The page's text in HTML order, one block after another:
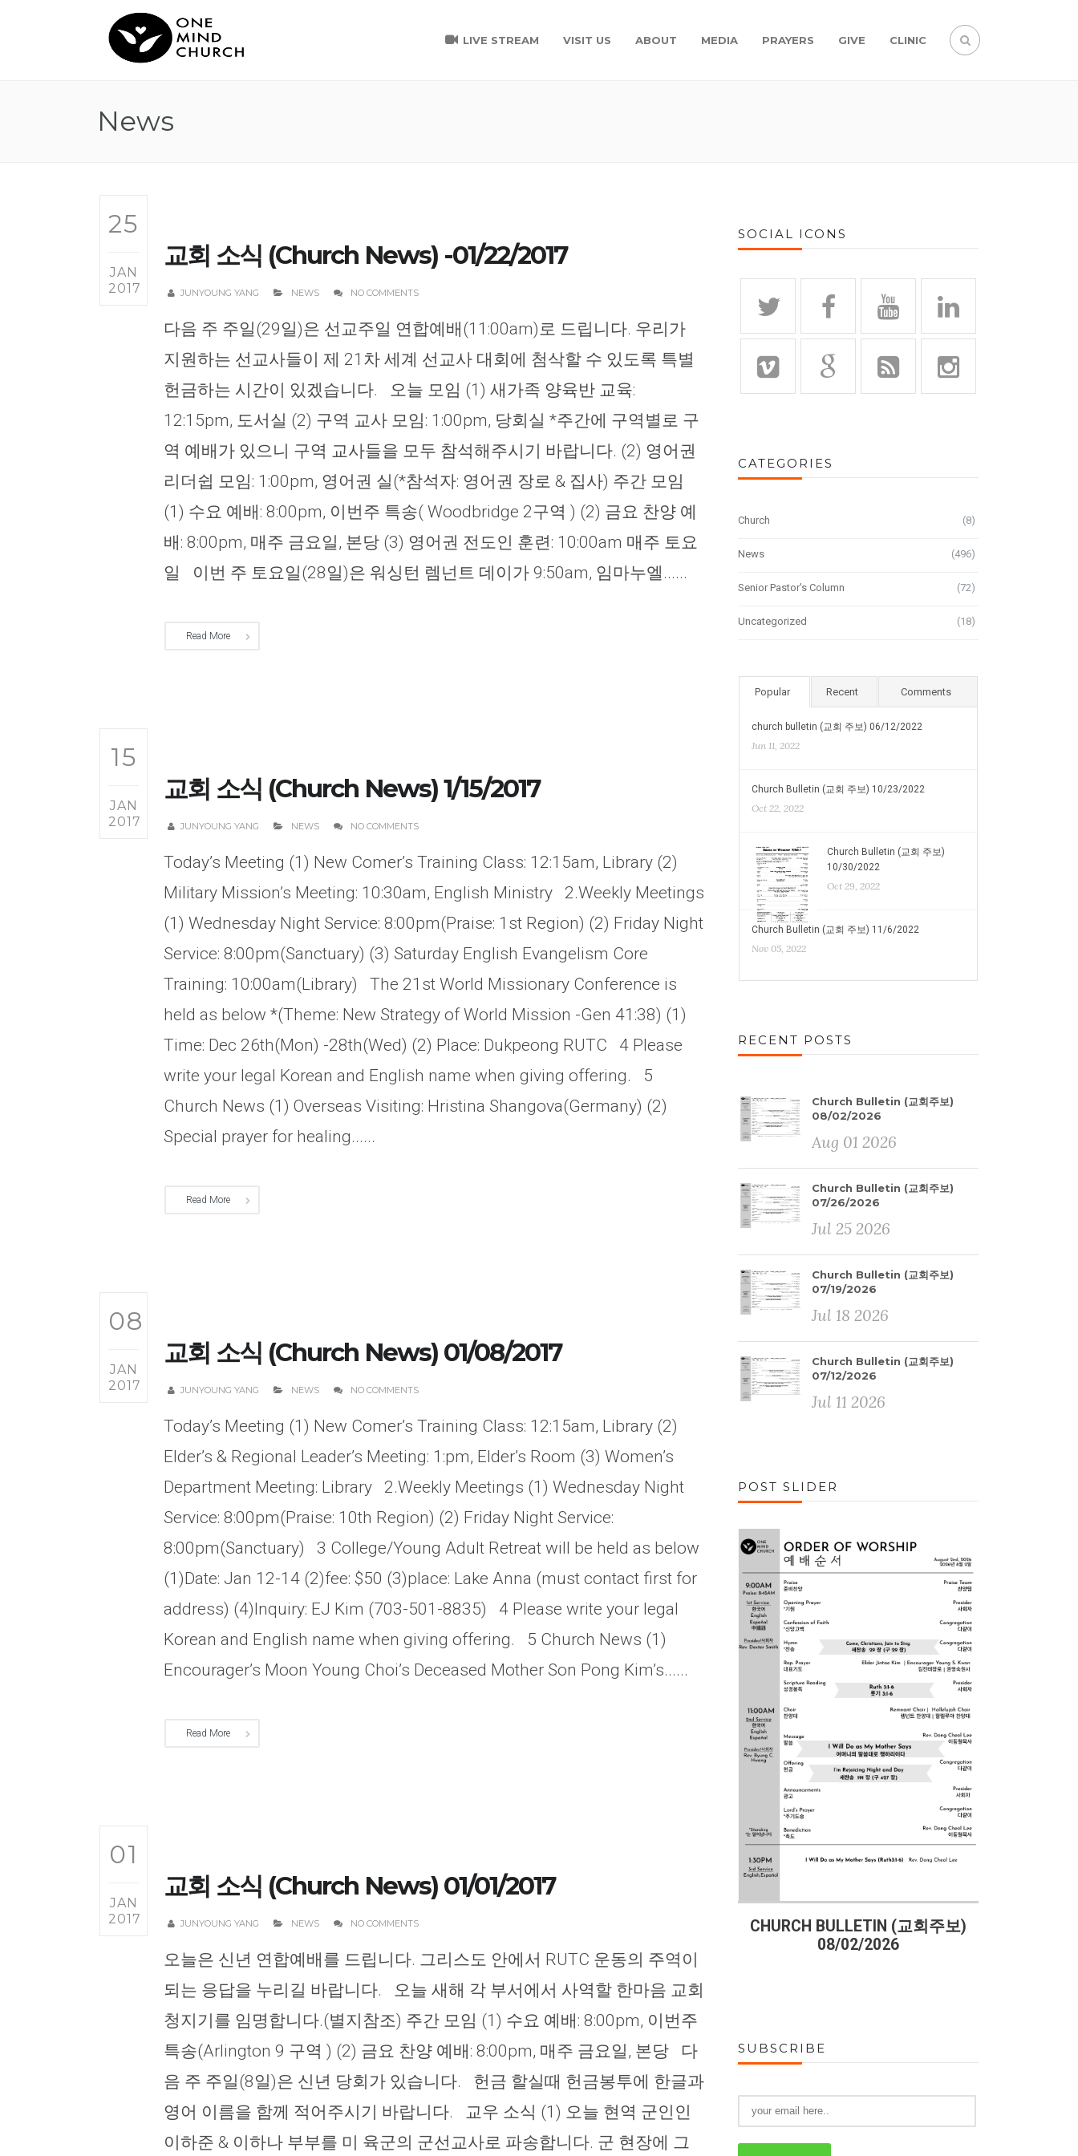
LIVE STREAM VISIT US ABOUT MEDIA PRAYERS GIVE CLINIC
News
25
JAN
2017
교회 소식 (Church News) -01/22/2017
JUNYOUNG YANG NEWS NO COMMENTS
다음 주 주일(29일)은 선교주일 연합예배(11:00am)로 드립니다. 우리가
지원하는 선교사들이 제 21차 세계 선교사 대회에 첨삭할 수 있도록 특별
헌금하는 시간이 있겠습니다. 오늘 모임 (1) 새가족 양육반 교육:
12:15pm, 도서실 (2) 구역 교사 모임: 1:00pm, 당회실 *주간에 구역별로 구
역 예배가 있으니 구역 교사들을 모두 참석해주시기 바랍니다. (2) 영어권
리더쉽 모임: 1:00pm, 영어권 실(*참석자: 영어권 장로 & 집사) 주간 모임
(1) 수요 예배: 8:00pm, 이번주 특송( Woodbridge 2구역 ) (2) 금요 찬양 예
배: 8:00pm, 매주 금요일, 본당 (3) 영어권 전도인 훈련: 10:00am 매주 토요
일 이번 주 토요일(28일)은 워싱턴 렘넌트 데이가 9:50am, 임마누엘......
Read More
15
JAN
2017
교회 소식 (Church News) 1/15/2017
JUNYOUNG YANG NEWS NO COMMENTS
Today’s Meeting (1) New Comer’s Training Class: 12:15am, Library (2)
Military Mission’s Meeting: 10:30am, English Ministry 2.Weekly Meetings
(1) Wednesday Night Service: 8:00pm(Praise: 1st Region) (2) Friday Night
Service: 8:00pm(Sanctuary) (3) Saturday English Evangelism Core
Training: 10:00am(Library) The 21st World Missionary Conference is
held as below *(Theme: New Strategy of World Mission -Gen 41:38) (1)
Time: Dec 26th(Mon) -28th(Wed) (2) Place: Dukpeong RUTC 4 Please
write your legal Korean and English name when giving offering. 5
Church News (1) Overseas Visiting: Hristina Shangova(Germany) (2)
Special prayer for healing......
Read More
08
JAN
2017
교회 소식 (Church News) 01/08/2017
JUNYOUNG YANG NEWS NO COMMENTS
Today’s Meeting (1) New Comer’s Training Class: 12:15am, Library (2)
Elder’s & Regional Leader’s Meeting: 1:pm, Elder’s Room (3) Women’s
Department Meeting: Library 2.Weekly Meetings (1) Wednesday Night
Service: 8:00pm(Praise: 10th Region) (2) Friday Night Service:
8:00pm(Sanctuary) 3 College/Young Adult Retreat will be held as below
(1)Date: Jan 12-14 (2)fee: $50 (3)place: Lake Anna (must contact first for
address) (4)Inquiry: EJ Kim (703-501-8835) 4 Please write your legal
Korean and English name when giving offering. 5 Church News (1)
Encourager’s Moon Young Choi’s Deceased Mother Son Pong Kim’s......
Read More
01
JAN
2017
교회 소식 (Church News) 01/01/2017
JUNYOUNG YANG NEWS NO COMMENTS
오늘은 신년 연합예배를 드립니다. 그리스도 안에서 RUTC 운동의 주역이
되는 응답을 누리길 바랍니다. 오늘 새해 각 부서에서 사역할 한마음 교회
청지기를 임명합니다.(별지참조) 주간 모임 (1) 수요 예배: 8:00pm, 이번주
특송(Arlington 9 구역 ) (2) 금요 찬양 예배: 8:00pm, 매주 금요일, 본당 다
음 주 주일(8일)은 신년 당회가 있습니다. 헌금 할실때 헌금봉투에 한글과
영어 이름을 함께 적어주시기 바랍니다. 교우 소식 (1) 오늘 현역 군인인
이하준 & 이하나 부부를 미 육군의 군선교사로 파송합니다. 군 현장에 그
SOCIAL ICONS
CATEGORIES
Church (8)
News (496)
Senior Pastor's Column (72)
Uncategorized (18)
Popular Recent Comments
church bulletin (교회 주보) 06/12/2022
Jun 11, 2022
Church Bulletin (교회 주보) 10/23/2022
Oct 22, 2022
Church Bulletin (교회 주보)
10/30/2022
Oct 29, 2022
Church Bulletin (교회 주보) 11/6/2022
Nov 05, 2022
RECENT POSTS
Church Bulletin (교회주보)
08/02/2026
Aug 01 2026
Church Bulletin (교회주보)
07/26/2026
Jul 25 2026
Church Bulletin (교회주보)
07/19/2026
Jul 18 2026
Church Bulletin (교회주보)
07/12/2026
Jul 11 2026
POST SLIDER
CHURCH BULLETIN (교회주보)
08/02/2026
SUBSCRIBE